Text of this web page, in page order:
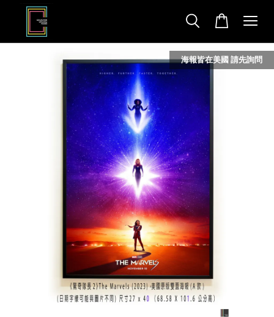
海報皆在美國 請先詢問